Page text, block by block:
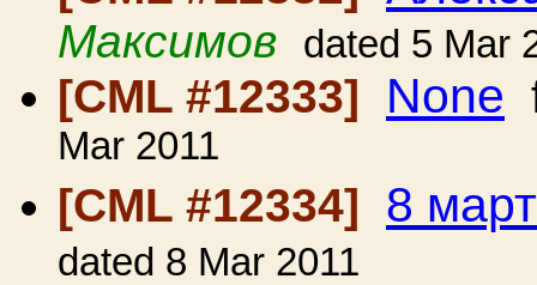
Максимов dated 5 Mar
[CML #12333] None
Mar 2011
[CML #12334] 8
dated 8 Mar 2011